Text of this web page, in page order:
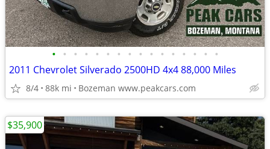
• • • • • • • • • • • • • • • •
2011 Chevrolet Silverado 2500HD 4x4 88,000 Miles
8/4 88k mi Bozeman www.peakcars.com
$35,900